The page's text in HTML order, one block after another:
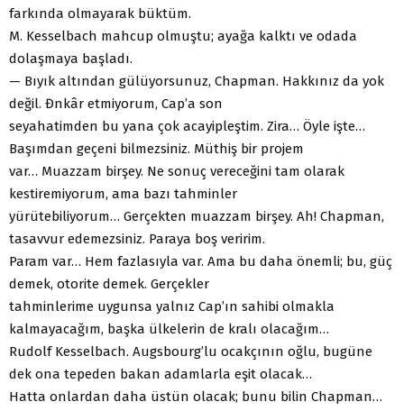
farkında olmayarak büktüm.
M. Kesselbach mahcup olmuştu; ayağa kalktı ve odada
dolaşmaya başladı.
— Bıyık altından gülüyorsunuz, Chapman. Hakkınız da yok
değil. Đnkâr etmiyorum, Cap’a son
seyahatimden bu yana çok acayipleştim. Zira… Öyle işte…
Başımdan geçeni bilmezsiniz. Müthiş bir projem
var… Muazzam birşey. Ne sonuç vereceğini tam olarak
kestiremiyorum, ama bazı tahminler
yürütebiliyorum… Gerçekten muazzam birşey. Ah! Chapman,
tasavvur edemezsiniz. Paraya boş veririm.
Param var… Hem fazlasıyla var. Ama bu daha önemli; bu, güç
demek, otorite demek. Gerçekler
tahminlerime uygunsa yalnız Cap’ın sahibi olmakla
kalmayacağım, başka ülkelerin de kralı olacağım…
Rudolf Kesselbach. Augsbourg’lu ocakçının oğlu, bugüne
dek ona tepeden bakan adamlarla eşit olacak…
Hatta onlardan daha üstün olacak; bunu bilin Chapman…